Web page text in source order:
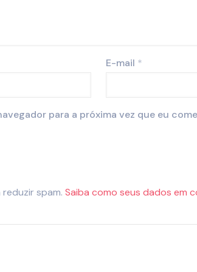
E-mail *
para a próxima vez que eu
spam. Saiba como seus dados em